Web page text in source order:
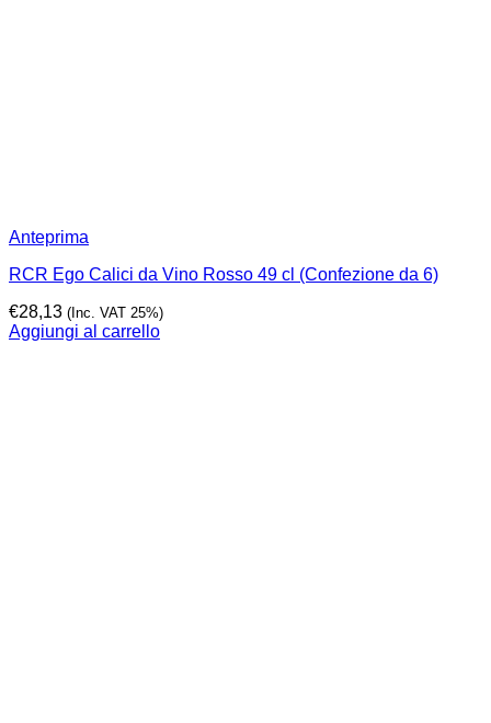
Anteprima
RCR Ego Calici da Vino Rosso 49 cl (Confezione da 6)
€28,13 (Inc. VAT 25%)
Aggiungi al carrello